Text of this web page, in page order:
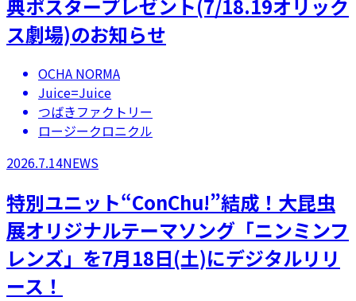
典ポスタープレゼント(7/18.19オリック
ス劇場)のお知らせ
OCHA NORMA
Juice=Juice
つばきファクトリー
ロージークロニクル
2026.7.14NEWS
特別ユニット“ConChu!”結成！大昆虫
展オリジナルテーマソング「ニンミンフ
レンズ」を7月18日(土)にデジタルリリ
ース！